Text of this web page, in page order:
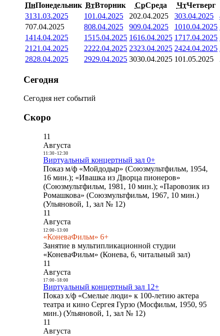
ПнПонедельник ВтВторник СрСреда ЧтЧетверг
3131.03.2025 101.04.2025 202.04.2025 303.04.2025
707.04.2025 808.04.2025 909.04.2025 1010.04.2025
1414.04.2025 1515.04.2025 1616.04.2025 1717.04.2025
21 21.04.2025 2222.04.2025 2323.04.2025 2424.04.2025
2828.04.2025 2929.04.2025 3030.04.2025 101.05.2025
Сегодня
Сегодня нет событий
Скоро
11
Августа
11:30- 12:30
Виртуальный концертный зал 0+
Показ м/ф «Мойдодыр» (Союзмультфильм, 1954,
16 мин.); «Ивашка из Дворца пионеров»
(Союзмультфильм, 1981, 10 мин.); «Паровозик из
Ромашкова» (Союзмультфильм, 1967, 10 мин.)
(Ульяновой, 1, зал № 12)
11
Августа
12:00- 13:00
«КоневаФильм» 6+
Занятие в мультипликационной студии
«КоневаФильм» (Конева, 6, читальный зал)
11
Августа
17:00- 18:00
Виртуальный концертный зал 12+
Показ х/ф «Смелые люди» к 100-летию актера
театра и кино Сергея Гурзо (Мосфильм, 1950, 95
мин.) (Ульяновой, 1, зал № 12)
11
Августа